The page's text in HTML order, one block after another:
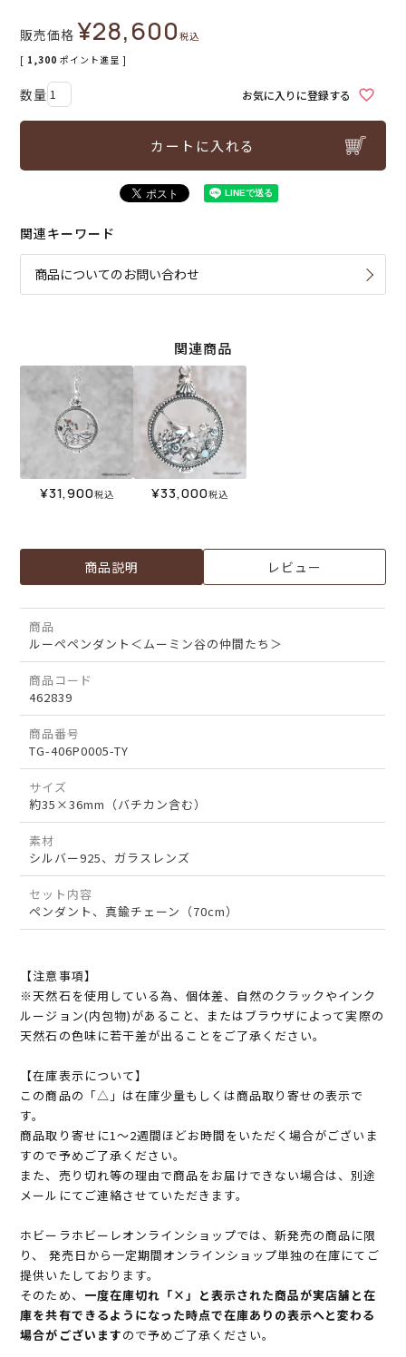
販売価格 ¥28,600税込
[ 1,300 ポイント進呈 ]
お気に入りに登録する
カートに入れる
関連キーワード
商品についてのお問い合わせ
関連商品
¥31,900税込 ¥33,000税込
商品説明 レビュー
商品
ルーペペンダント＜ムーミン谷の仲間たち＞
商品コード
462839
商品番号
TG-406P0005-TY
サイズ
約35×36mm（バチカン含む）
素材
シルバー925、ガラスレンズ
セット内容
ペンダント、真鍮チェーン（70cm）
【注意事項】
※天然石を使用している為、個体差、自然のクラックやインク
ルージョン(内包物)があること、またはブラウザによって実際の
天然石の色味に若干差が出ることをご了承ください。
【在庫表示について】
この商品の「△」は在庫少量もしくは商品取り寄せの表示で
す。
商品取り寄せに1～2週間ほどお時間をいただく場合がございま
すので予めご了承ください。
また、売り切れ等の理由で商品をお届けできない場合は、別途
メールにてご連絡させていただきます。
ホビーラホビーレオンラインショップでは、新発売の商品に限
り、 発売日から一定期間オンラインショップ単独の在庫にてご
提供いたしております。
そのため、 一度在庫切れ「×」と表示された商品が実店舗と在
庫を共有できるようになった時点で在庫ありの表示へと変わる
場合がございますので予めご了承ください。